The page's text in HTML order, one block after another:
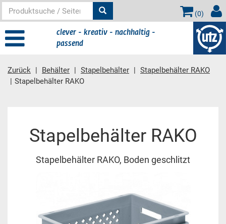
(0)
clever - kreativ - nachhaltig -
passend
Zurück Behälter Stapelbehälter
Stapelbehälter RAKO
Stapelbehälter RAKO
Stapelbehälter RAKO
Stapelbehälter RAKO, Boden geschlitzt